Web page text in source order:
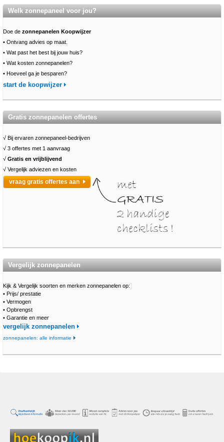
Welk zonnepaneel voor jou?
Doe de zonnepanelen Koopwijzer
• Ontvang advies op maat.
• Wat past het best bij jouw huis?
• Wat kosten zonnepanelen?
• Hoeveel ga je besparen?
start de koopwijzer
Gratis zonnepanelen offertes
√ Bij ervaren zonnepaneel-bedrijven
√ 3 offertes met 1 aanvraag
√ Gratis en vrijblijvend
√ Vergelijk adviezen en kosten
vraag gratis offertes aan
Vergelijk zonnepanelen
Kijk & Vergelijk soorten en merken zonnepanelen op:
• Prijs/ prestatie
• Vermogen
• Opbrengst
• Garantie en meer
vergelijk zonnepanelen
zonnepanelen: alle informatie